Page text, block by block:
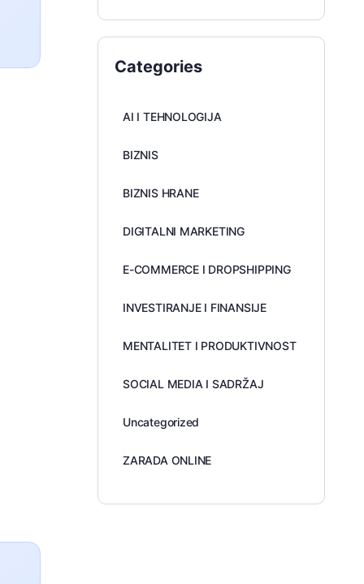
Categories
AI I TEHNOLOGIJA
BIZNIS
BIZNIS HRANE
DIGITALNI MARKETING
E-COMMERCE I DROPSHIPPING
INVESTIRANJE I FINANSIJE
MENTALITET I PRODUKTIVNOST
SOCIAL MEDIA I SADRŽAJ
Uncategorized
ZARADA ONLINE